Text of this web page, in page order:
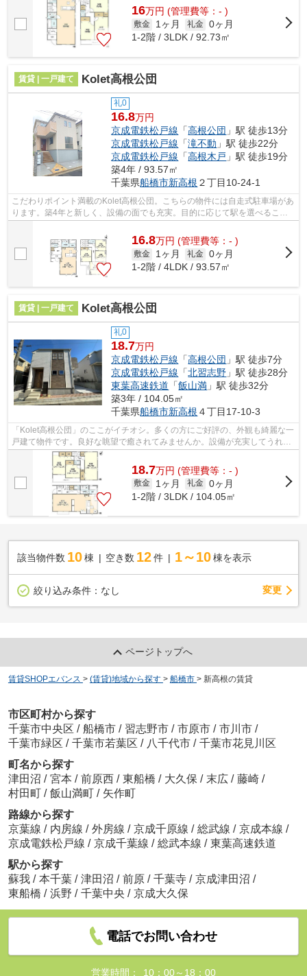
16万円 (管理費等：- )
敷金 1ヶ月 礼金 0ヶ月
1-2階 / 3LDK / 92.73㎡
賃貸 | 一戸建て Kolet高根公団
礼0
16.8万円
京成電鉄松戸線 「高根公団 」駅 徒歩13分
京成電鉄松戸線 「滝不動 」駅 徒歩22分
京成電鉄松戸線 「高根木戸 」駅 徒歩19分
築4年 / 93.57㎡
千葉県船橋市新高根 ２丁目10-24-1
こだわりポイント満載のKolet高根公団。こちらの物件には自走式駐車場があ
ります。築4年と新しく、設備の面でも充実。目的に応じて駅を選べること
が、2駅利用できるこの物件のメリット...
16.8万円 (管理費等：- )
敷金 1ヶ月 礼金 0ヶ月
1-2階 / 4LDK / 93.57㎡
賃貸 | 一戸建て Kolet高根公団
礼0
18.7万円
京成電鉄松戸線 「高根公団 」駅 徒歩7分
京成電鉄松戸線 「北習志野 」駅 徒歩28分
東葉高速鉄道 「飯山満 」駅 徒歩32分
築3年 / 104.05㎡
千葉県船橋市新高根 ４丁目17-10-3
「Kolet高根公団」のここがイチオシ。多くの方にご好評の、外観も綺麗な一
戸建て物件です。良好な眺望で癒されてみませんか。設備が充実してうれし
い、築浅物件です。地元密着の当社エ...
18.7万円 (管理費等：- )
敷金 1ヶ月 礼金 0ヶ月
1-2階 / 3LDK / 104.05㎡
該当物件数 10棟 空き数 12 件 1～10 棟を表示
絞り込み条件： なし 変更
ページトップへ
賃貸SHOPエバンス > (賃貸)地域から探す > 船橋市 > 新高根の賃貸
市区町村から探す
千葉市中央区 / 船橋市 / 習志野市 / 市原市 / 市川市 /
千葉市緑区 / 千葉市若葉区 / 八千代市 / 千葉市花見川区
町名から探す
津田沼 / 宮本 / 前原西 / 東船橋 / 大久保 / 末広 / 藤崎 /
村田町 / 飯山満町 / 矢作町
路線から探す
京葉線 / 内房線 / 外房線 / 京成千原線 / 総武線 / 京成本線 /
京成電鉄松戸線 / 京成千葉線 / 総武本線 / 東葉高速鉄道
駅から探す
蘇我 / 本千葉 / 津田沼 / 前原 / 千葉寺 / 京成津田沼 /
東船橋 / 浜野 / 千葉中央 / 京成大久保
電話でお問い合わせ
営業時間： 10：00～18：00